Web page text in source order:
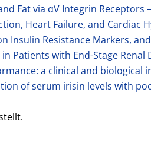
Fat via αV Integrin Receptors
Heart Failure, and Cardiac
Insulin Resistance Markers,
Patients with End-Stage
a clinical and biological
of serum irisin levels with